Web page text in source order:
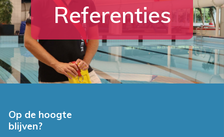
Referenties
Op de hoogte
blijven?